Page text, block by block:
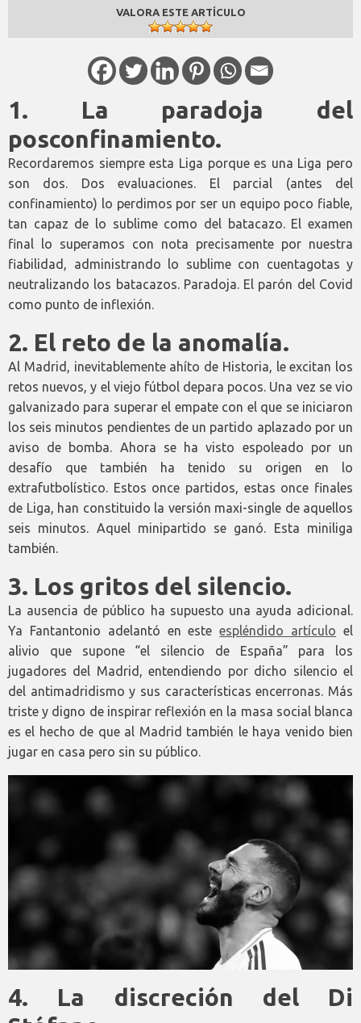
VALORA ESTE ARTÍCULO
1. La paradoja del
posconfinamiento.
Recordaremos siempre esta Liga porque es una Liga pero
son dos. Dos evaluaciones. El parcial (antes del
confinamiento) lo perdimos por ser un equipo poco fiable,
tan capaz de lo sublime como del batacazo. El examen
final lo superamos con nota precisamente por nuestra
fiabilidad, administrando lo sublime con cuentagotas y
neutralizando los batacazos. Paradoja. El parón del Covid
como punto de inflexión.
2. El reto de la anomalía.
Al Madrid, inevitablemente ahíto de Historia, le excitan los
retos nuevos, y el viejo fútbol depara pocos. Una vez se vio
galvanizado para superar el empate con el que se iniciaron
los seis minutos pendientes de un partido aplazado por un
aviso de bomba. Ahora se ha visto espoleado por un
desafío que también ha tenido su origen en lo
extrafutbolístico. Estos once partidos, estas once finales
de Liga, han constituido la versión maxi-single de aquellos
seis minutos. Aquel minipartido se ganó. Esta miniliga
también.
3. Los gritos del silencio.
La ausencia de público ha supuesto una ayuda adicional.
Ya Fantantonio adelantó en esteespléndido artículo el
alivio que supone “el silencio de España” para los
jugadores del Madrid, entendiendo por dicho silencio el
del antimadridismo y sus características encerronas. Más
triste y digno de inspirar reflexión en la masa social blanca
es el hecho de que al Madrid también le haya venido bien
jugar en casa pero sin su público.
4. La discreción del Di